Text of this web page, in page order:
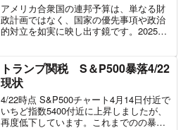
アメリカ合衆国の連邦予算は、単なる財
政計画ではなく、国家の優先事項や政治
的対立を如実に映し出す鏡です。2025会
間で緊張が高まっています。国防、社会
保障、環境対策といっ...
トランプ関税 S＆P500暴落4/22
現状
4/22時点 S&P500チャート4月14日付近で
いちど指数5400付近に上昇しましたが、
再度低下しています。これまでのの暴落